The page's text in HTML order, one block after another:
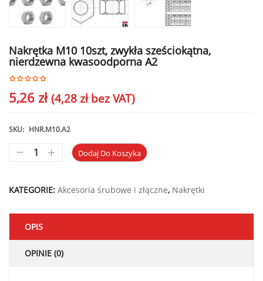
Nakrętka M10 10szt, zwykła sześciokątna,
nierdzewna kwasoodporna A2
5,26 zł (4,28 złbez VAT)
SKU: HNR.M10.A2
Dodaj Do Koszyka
KATEGORIE: Akcesoria śrubowe i złączne, Nakrętki
OPIS
OPINIE (0)